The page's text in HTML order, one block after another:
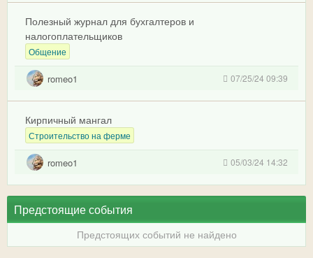
Полезный журнал для бухгалтеров и
налогоплательщиков
Общение
romeo1 07/25/24 09:39
Кирпичный мангал
Строительство на ферме
romeo1 05/03/24 14:32
Предстоящие события
Предстоящих событий не найдено